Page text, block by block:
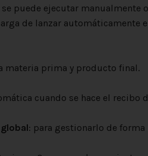
puede ejecutar manualmente
de lanzar automáticamente
de la materia prima y
cuando se hace el recibo
: para gestionarlo de